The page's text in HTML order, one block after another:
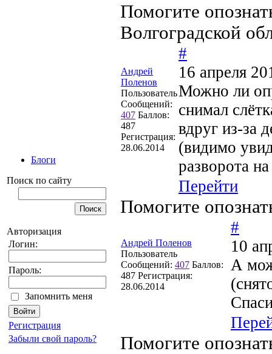
Блоги
Поиск по сайту
Авторизация
Логин:
Пароль:
Запомнить меня
Регистрация
Забыли свой пароль?
Помогите
Волгоградской
Андрей
Поленов
Пользователь
Сообщений:
407 Баллов:
487
Регистрация:
28.06.2014
#
16 апреля
Можно ли
снимал
вдруг из-за
(видимо
разворота
Перейти
Помогите
Андрей Поленов
Пользователь
Сообщений: 407 Баллов:
487 Регистрация:
28.06.2014
#
10
А
Помогите